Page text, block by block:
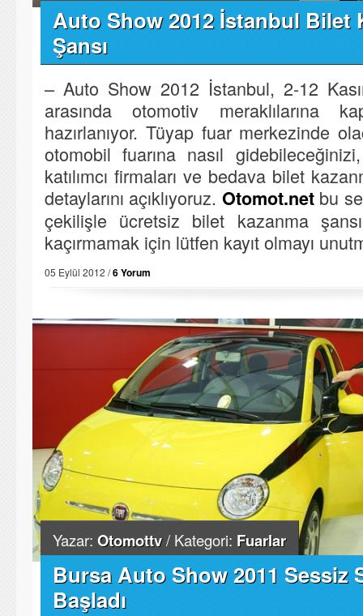
Auto Show 2012 İstanbul Bilet
Şansı
– Auto Show 2012 İstanbul, 2-12
arasında otomotiv meraklılarına
hazırlanıyor. Tüyap fuar merkezinde
otomobil fuarına nasıl
katılımcı firmaları ve bedava bilet
detaylarını açıklıyoruz. Otomot.netbu
çekilişle ücretsiz bilet kazanma şansı
kaçırmamak için lütfen kayıt olmayı
05 Eylül 2012 /6 Yorum
Yazar: Otomottv/ Kategori: Fuarlar
Bursa Auto Show 2011 Sessiz
Başladı